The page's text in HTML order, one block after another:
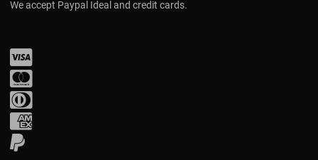
We accept Paypal Ideal and credit cards.
PayPal